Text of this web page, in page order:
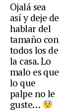
Ojalá sea
así y deje de
hablar del
tamaño con
todos los de
la casa. Lo
malo es que
lo que
palpe no le
guste…